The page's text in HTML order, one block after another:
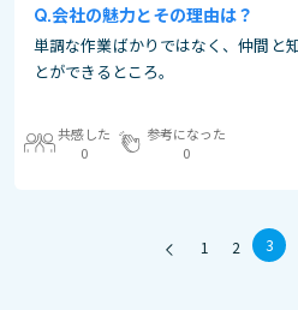
会社の魅力とその理由は？
単調な作業ばかりではなく、仲間と
とができるところ。
共感した
0
参考になった
0
1 2 3